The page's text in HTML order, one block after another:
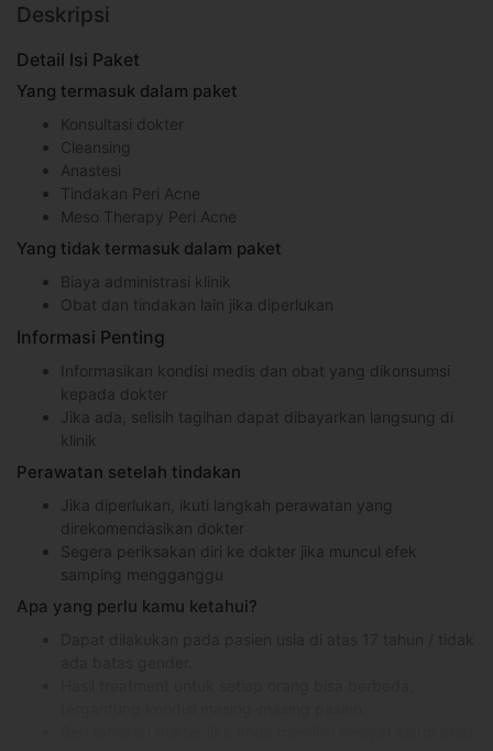
Deskripsi
Detail Isi Paket
Yang termasuk dalam paket
Konsultasi dokter
Cleansing
Anastesi
Tindakan Peri Acne
Meso Therapy Peri Acne
Yang tidak termasuk dalam paket
Biaya administrasi klinik
Obat dan tindakan lain jika diperlukan
Informasi Penting
Informasikan kondisi medis dan obat yang dikonsumsi
kepada dokter
Jika ada, selisih tagihan dapat dibayarkan langsung di
klinik
Perawatan setelah tindakan
Jika diperlukan, ikuti langkah perawatan yang
direkomendasikan dokter
Segera periksakan diri ke dokter jika muncul efek
samping mengganggu
Apa yang perlu kamu ketahui?